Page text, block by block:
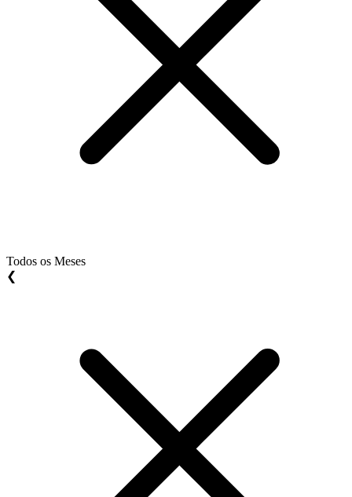
Todos os Meses
❮